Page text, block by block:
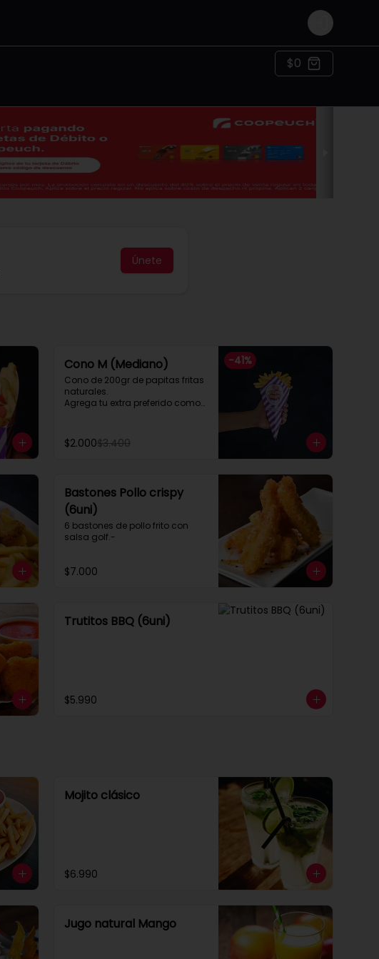
Login
$0
Únete
-41%
Cono M (Mediano)
Cono de 200gr de papitas fritas
naturales.
Agrega tu extra preferido como
y mucho mas....
$2.000$3.400
Bastones Pollo crispy
(6uni)
6 bastones de pollo frito con
salsa golf.-
$7.000
Trutitos BBQ (6uni)
$5.990
Mojito clásico
$6.990
Jugo natural Mango